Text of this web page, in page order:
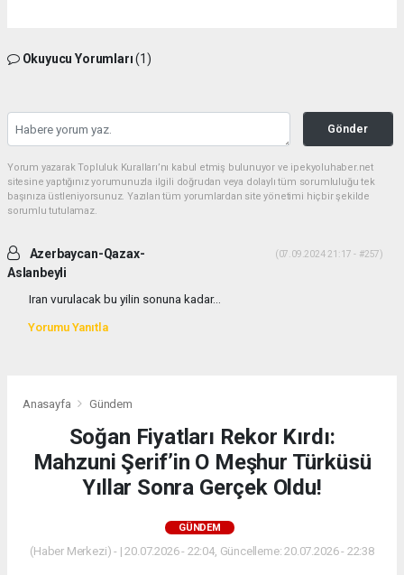
Okuyucu Yorumları(1)
Gönder
Yorum yazarak Topluluk Kuralları’nı kabul etmiş bulunuyor ve ipekyoluhaber.net
sitesine yaptığınız yorumunuzla ilgili doğrudan veya dolaylı tüm sorumluluğu tek
başınıza üstleniyorsunuz. Yazılan tüm yorumlardan site yönetimi hiçbir şekilde
sorumlu tutulamaz.
Azerbaycan-Qazax-
Aslanbeyli
(07.09.2024 21:17 - #257)
Iran vurulacak bu yilin sonuna kadar...
Yorumu Yanıtla
Anasayfa Gündem
Soğan Fiyatları Rekor Kırdı:
Mahzuni Şerif’in O Meşhur Türküsü
Yıllar Sonra Gerçek Oldu!
GÜNDEM
(Haber Merkezi) - | 20.07.2026 - 22:04, Güncelleme: 20.07.2026 - 22:38